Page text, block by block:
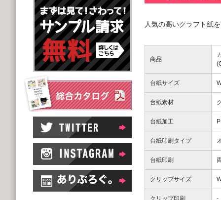
人気の高いクラフト紙
商品
台紙サイズ
台紙素材
台紙加工
台紙印刷タイプ
台紙印刷
クリップサイズ
クリップ印刷 -